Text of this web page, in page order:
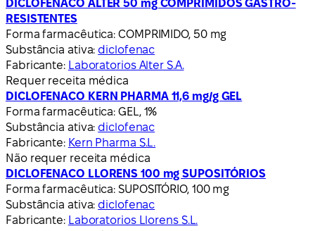
DICLOFENACO ALTER 50 mg COMPRIMIDOS GASTRO-
RESISTENTES
Forma farmacêutica: COMPRIMIDO, 50 mg
Substância ativa: diclofenac
Fabricante: Laboratorios Alter S.A.
Requer receita médica
DICLOFENACO KERN PHARMA 11,6 mg/g GEL
Forma farmacêutica: GEL, 1%
Substância ativa: diclofenac
Fabricante: Kern Pharma S.L.
Não requer receita médica
DICLOFENACO LLORENS 100 mg SUPOSITÓRIOS
Forma farmacêutica: SUPOSITÓRIO, 100 mg
Substância ativa: diclofenac
Fabricante: Laboratorios Llorens S.L.